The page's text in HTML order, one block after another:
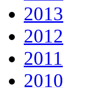
2013
2012
2011
2010